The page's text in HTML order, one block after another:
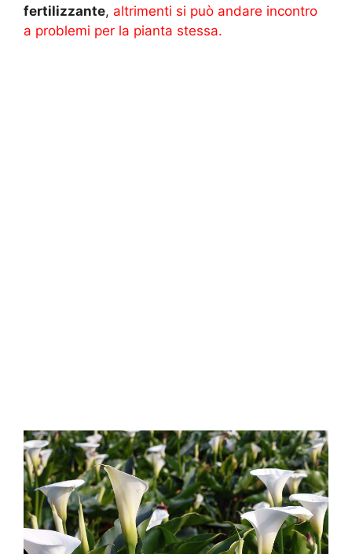
fertilizzante, altrimenti si può andare incontro
a problemi per la pianta stessa.